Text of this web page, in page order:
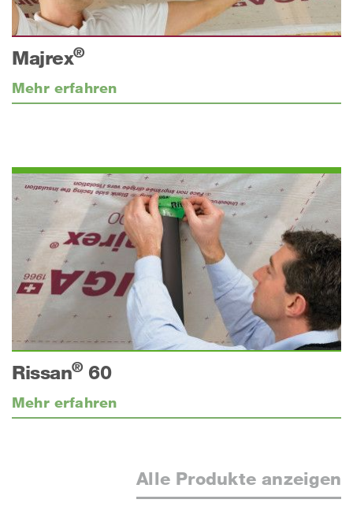
Majrex®
Mehr erfahren
Rissan®60
Mehr erfahren
Alle Produkte anzeigen